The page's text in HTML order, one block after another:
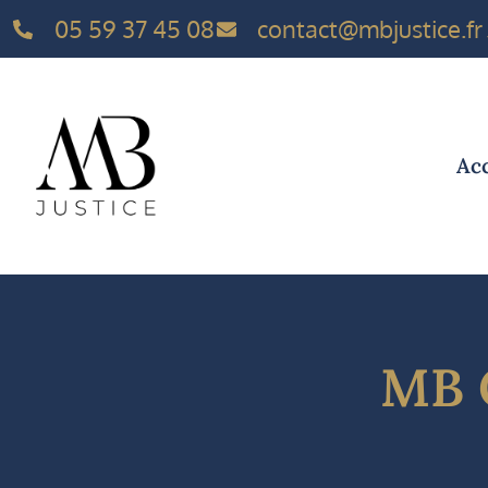
05 59 37 45 08 contact@mbjustice.fr
MB